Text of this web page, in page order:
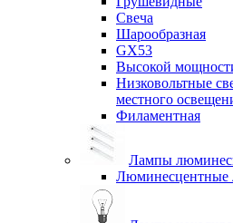
Свеча
Шарообразная
GX53
Высокой
Низковольтные
местного
Филаментная
Лампы
Люминесцентные